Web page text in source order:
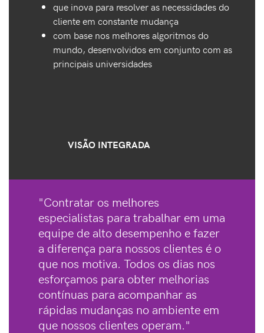
que inova para resolver as necessidades do
cliente em constante mudança
com base nos melhores algoritmos do
mundo, desenvolvidos em conjunto com as
principais universidades
VISÃO INTEGRADA
"Contratar os melhores
especialistas para trabalhar em uma
equipe de alto desempenho e fazer
a diferença para nossos clientes é o
que nos motiva. Todos os dias nos
esforçamos para obter melhorias
contínuas para acompanhar as
rápidas mudanças no ambiente em
que nossos clientes operam."